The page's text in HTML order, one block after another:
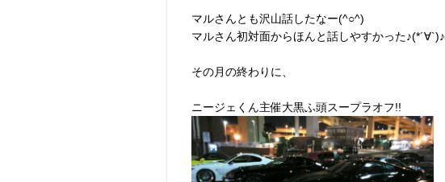
マルさんとも沢山話したなー(^○^)
マルさん初対面からほんと話しやすかった♪(*´∀`)♪
その月の終わりに、
ニージェくん主催大黒ふ頭スープラオフ!!